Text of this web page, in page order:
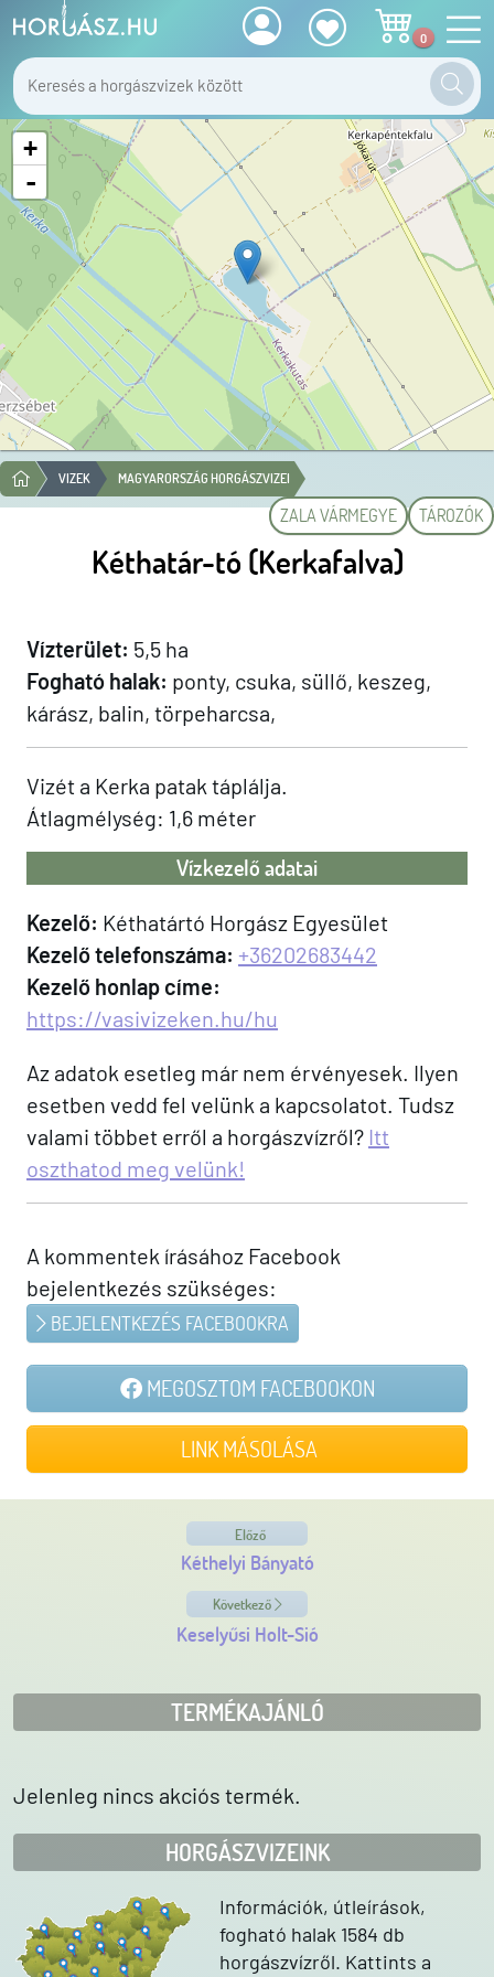
0
+
-
VIZEK MAGYARORSZÁG HORGÁSZVIZEI
ZALA VÁRMEGYE TÁROZÓK
Kéthatár-tó (Kerkafalva)
Vízterület: 5,5 ha
Fogható halak: ponty, csuka, süllő, keszeg,
kárász, balin, törpeharcsa,
Vizét a Kerka patak táplálja.
Átlagmélység: 1,6 méter
Vízkezelő adatai
Kezelő: Kéthatártó Horgász Egyesület
Kezelő telefonszáma: +36202683442
Kezelő honlap címe:
https://vasivizeken.hu/hu
Az adatok esetleg már nem érvényesek. Ilyen
esetben vedd fel velünk a kapcsolatot. Tudsz
valami többet erről a horgászvízről? Itt
oszthatod meg velünk!
A kommentek írásához Facebook
bejelentkezés szükséges:
BEJELENTKEZÉS FACEBOOKRA
MEGOSZTOM FACEBOOKON
LINK MÁSOLÁSA
Előző
Kéthelyi Bányató
Következő
Keselyűsi Holt-Sió
TERMÉKAJÁNLÓ
Jelenleg nincs akciós termék.
HORGÁSZVIZEINK
Információk, útleírások,
fogható halak 1584 db
horgászvízről. Kattints a